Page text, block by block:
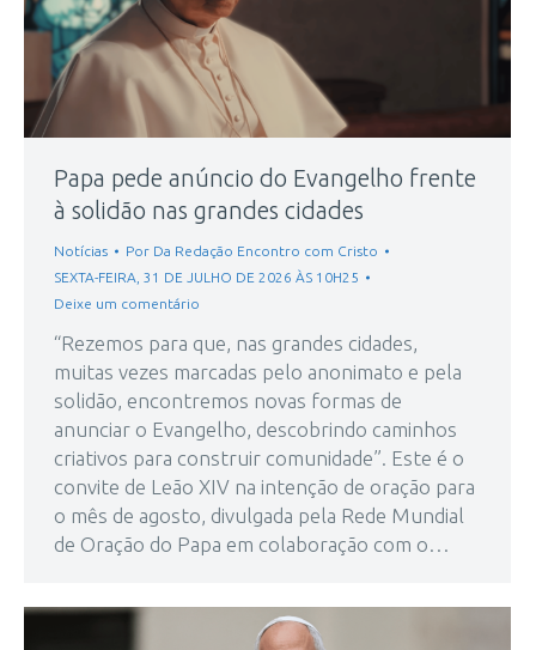
Papa pede anúncio do Evangelho frente
à solidão nas grandes cidades
Notícias Por Da Redação Encontro com Cristo
SEXTA-FEIRA, 31 DE JULHO DE 2026 ÀS 10H25
Deixe um comentário
“Rezemos para que, nas grandes cidades,
muitas vezes marcadas pelo anonimato e pela
solidão, encontremos novas formas de
anunciar o Evangelho, descobrindo caminhos
criativos para construir comunidade”. Este é o
convite de Leão XIV na intenção de oração para
o mês de agosto, divulgada pela Rede Mundial
de Oração do Papa em colaboração com o…